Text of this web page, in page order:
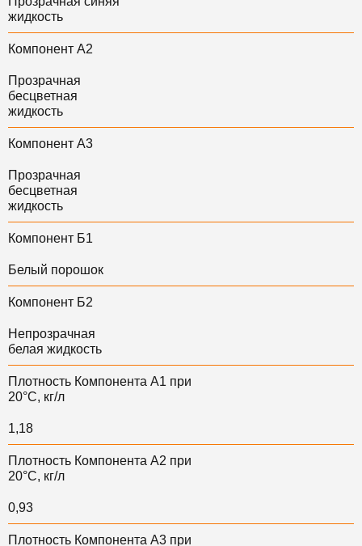
жидкость
Компонент А2
Прозрачная
бесцветная
жидкость
Компонент А3
Прозрачная
бесцветная
жидкость
Компонент Б1
Белый порошок
Компонент Б2
Непрозрачная
белая жидкость
Плотность Компонента А1 при
20°С, кг/л
1,18
Плотность Компонента А2 при
20°С, кг/л
0,93
Плотность Компонента А3 при